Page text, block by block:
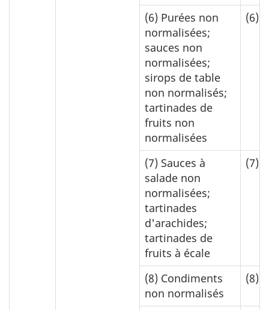
(6) Purées non
normalisées;
sauces non
normalisées;
sirops de table
non normalisés;
tartinades de
fruits non
normalisées
(6)
(7) Sauces à
salade non
normalisées;
tartinades
d'arachides;
tartinades de
fruits à écale
(7)
(8) Condiments
non normalisés
(8)